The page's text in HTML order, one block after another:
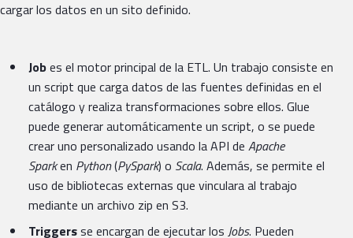
cargar los datos en un sito definido.
Jobes el motor principal de la ETL. Un trabajo consiste en
un script que carga datos de las fuentes definidas en el
catálogo y realiza transformaciones sobre ellos. Glue
puede generar automáticamente un script, o se puede
crear uno personalizado usando la API de Apache
Sparken Python(PySpark) o Scala. Además, se permite el
uso de bibliotecas externas que vinculara al trabajo
mediante un archivo zip en S3.
Triggersse encargan de ejecutar los Jobs. Pueden